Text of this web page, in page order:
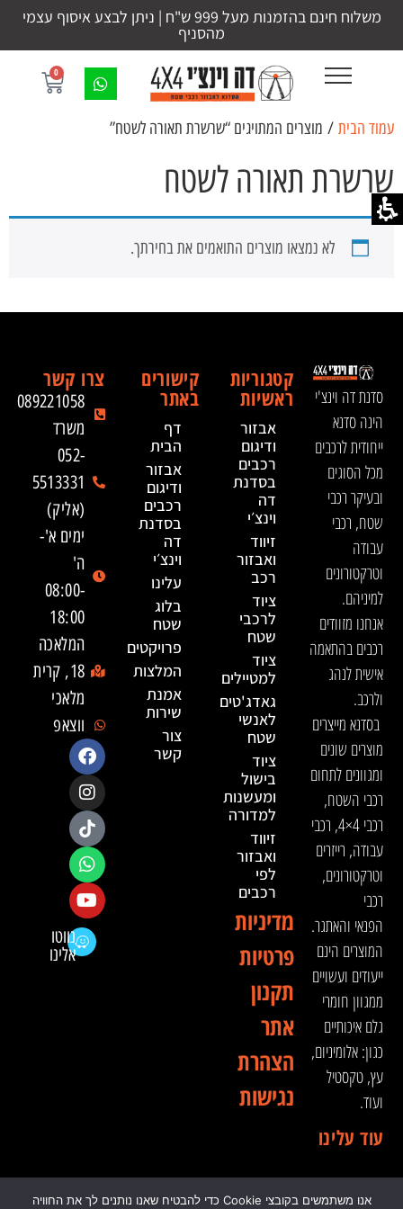
משלוח חינם בהזמנות מעל 999 ש"ח | ניתן לבצע איסוף עצמי
מהסניף
0
עמוד הבית / מוצרים המתויגים “שרשרת תאורה לשטח”
שרשרת תאורה לשטח
לא נמצאו מוצרים התואמים את בחירתך.
סדנת דה וינצ'י
הינה סדנא
ייחודית לרכבים
מכל הסוגים
ובעיקר רכבי
שטח, רכבי
עבודה
וטרקטורונים
למיניהם.
אנחנו מזוודים
רכבים בהתאמה
אישית לנהג
ולרכב.
בסדנא מייצרים
מוצרים שונים
ומגוונים לתחום
רכבי השטח,
רכבי 4×4, רכבי
עבודה, רייזרים
וטרקטורונים,
רכבי
הפנאי והאתגר.
המוצרים הינם
ייעודים ועשויים
ממגוון חומרי
גלם איכותיים
כגון: אלומיניום,
עץ, טקסטיל
ועוד.
עוד עלינו
קטגוריות
ראשיות
אבזור
ודיגום
רכבים
בסדנת
דה
וינצ׳י
זיווד
ואבזור
רכב
ציוד
לרכבי
שטח
ציוד
למטיילים
גאדג'טים
לאנשי
שטח
ציוד
בישול
ומעשנות
למדורה
זיווד
ואבזור
לפי
רכבים
מדיניות
פרטיות
תקנון
אתר
הצהרת
נגישות
קישורים
באתר
דף
הבית
אבזור
ודיגום
רכבים
בסדנת
דה
וינצ׳י
עלינו
בלוג
שטח
פרויקטים
המלצות
אמנת
שירות
צור
קשר
צרו קשר
089221058
משרד
052-
5513331
(אליק)
ימים א'-
ה'
08:00-
18:00
המלאכה
18, קרית
מלאכי
ווצאפ
נווטו
אלינו
אנו משתמשים בקובצי Cookie כדי להבטיח שאנו נותנים לך את החוויה